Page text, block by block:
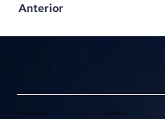
Anterior
CONTATO
NAVEGAÇÃO